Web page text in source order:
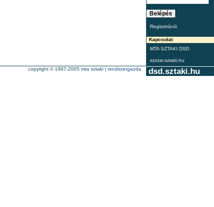
Regisztráció
Kapcsolat
MTA SZTAKI DSD
szotar.sztaki.hu
dsd.sztaki.hu
copyright © 1997-2005 mta sztaki | rendszergazda